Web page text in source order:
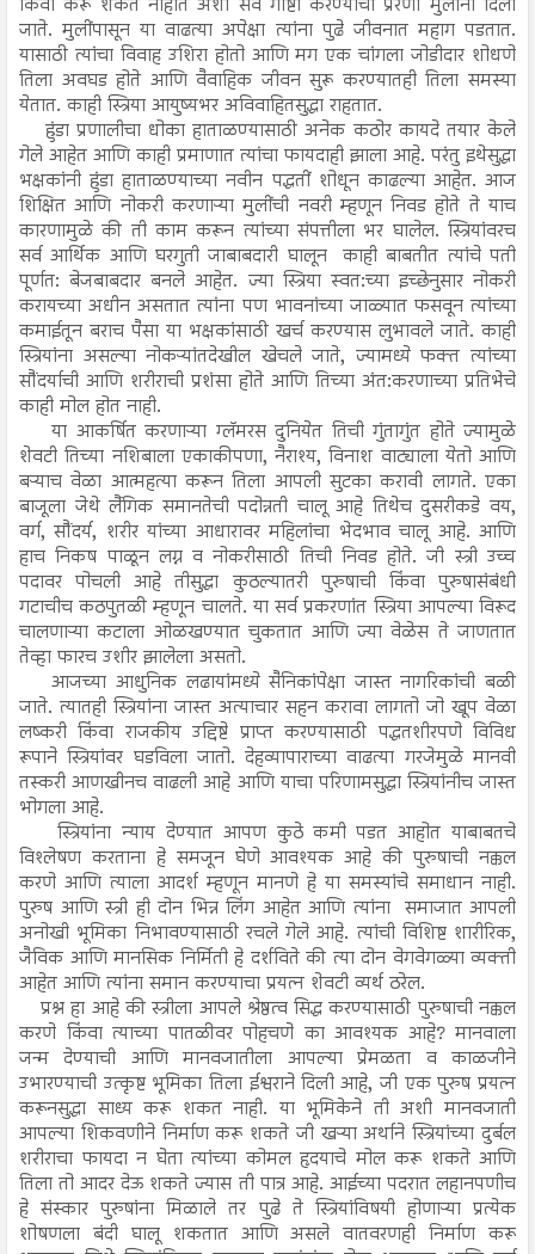
जाते. मुलींपासून या वाढत्या अपेक्षा त्यांना पुढे जीवनात महाग पडतात.
यासाठी त्यांचा विवाह उशिरा होतो आणि मग एक चांगला जोडीदार शोधणे
तिला अवघड होते आणि वैवाहिक जीवन सुरू करण्यातही तिला समस्या
येतात. काही स्त्रिया आयुष्यभर अविवाहितसुद्धा राहतात.
हुंडा प्रणालीचा धोका हाताळण्यासाठी अनेक कठोर कायदे तयार केले
गेले आहेत आणि काही प्रमाणात त्यांचा फायदाही झाला आहे. परंतु इथेसुद्धा
भक्षकांनी हुंडा हाताळण्याच्या नवीन पद्धतीं शोधून काढल्या आहेत. आज
शिक्षित आणि नोकरी करणाऱ्या मुलींची नवरी म्हणून निवड होते ते याच
कारणामुळे की ती काम करून त्यांच्या संपत्तीला भर घालेल. स्त्रियांवरच
सर्व आर्थिक आणि घरगुती जाबाबदारी घालून काही बाबतीत त्यांचे पती
पूर्णत: बेजबाबदार बनले आहेत. ज्या स्त्रिया स्वत:च्या इच्छेनुसार नोकरी
करायच्या अधीन असतात त्यांना पण भावनांच्या जाळ्यात फसवून त्यांच्या
कमाईतून बराच पैसा या भक्षकांसाठी खर्च करण्यास लुभावले जाते. काही
स्त्रियांना असल्या नोकऱ्यांतदेखील खेचले जाते, ज्यामध्ये फक्त त्यांच्या
सौंदर्याची आणि शरीराची प्रशंसा होते आणि तिच्या अंत:करणाच्या प्रतिभेचे
काही मोल होत नाही.
या आकर्षित करणाऱ्या ग्लॅमरस दुनियेत तिची गुंतागुंत होते ज्यामुळे
शेवटी तिच्या नशिबाला एकाकीपणा, नैराश्य, विनाश वाट्याला येतो आणि
बऱ्याच वेळा आत्महत्या करून तिला आपली सुटका करावी लागते. एका
बाजूला जेथे लैंगिक समानतेची पदोन्नती चालू आहे तिथेच दुसरीकडे वय,
वर्ग, सौंदर्य, शरीर यांच्या आधारावर महिलांचा भेदभाव चालू आहे. आणि
हाच निकष पाळून लग्न व नोकरीसाठी तिची निवड होते. जी स्त्री उच्च
पदावर पोचली आहे तीसुद्धा कुठल्यातरी पुरुषाची किंवा पुरुषासंबंधी
गटाचीच कठपुतळी म्हणून चालते. या सर्व प्रकरणांत स्त्रिया आपल्या विरूद
चालणाऱ्या कटाला ओळखण्यात चुकतात आणि ज्या वेळेस ते जाणतात
तेव्हा फारच उशीर झालेला असतो.
आजच्या आधुनिक लढायांमध्ये सैनिकांपेक्षा जास्त नागरिकांची बळी
जाते. त्यातही स्त्रियांना जास्त अत्याचार सहन करावा लागतो जो खूप वेळा
लष्करी किंवा राजकीय उद्दिष्टे प्राप्त करण्यासाठी पद्धतशीरपणे विविध
रूपाने स्त्रियांवर घडविला जातो. देहव्यापाराच्या वाढत्या गरजेमुळे मानवी
तस्करी आणखीनच वाढली आहे आणि याचा परिणामसुद्धा स्त्रियांनीच जास्त
भोगला आहे.
स्त्रियांना न्याय देण्यात आपण कुठे कमी पडत आहोत याबाबतचे
विश्लेषण करताना हे समजून घेणे आवश्यक आहे की पुरुषाची नक्कल
करणे आणि त्याला आदर्श म्हणून मानणे हे या समस्यांचे समाधान नाही.
पुरुष आणि स्त्री ही दोन भिन्न लिंग आहेत आणि त्यांना समाजात आपली
अनोखी भूमिका निभावण्यासाठी रचले गेले आहे. त्यांची विशिष्ट शारीरिक,
जैविक आणि मानसिक निर्मिती हे दर्शविते की त्या दोन वेगवेगळ्या व्यक्ती
आहेत आणि त्यांना समान करण्याचा प्रयत्न शेवटी व्यर्थ ठरेल.
प्रश्न हा आहे की स्त्रीला आपले श्रेष्ठत्व सिद्ध करण्यासाठी पुरुषाची नक्कल
करणे किंवा त्याच्या पातळीवर पोहचणे का आवश्यक आहे? मानवाला
जन्म देण्याची आणि मानवजातीला आपल्या प्रेमळता व काळजीने
उभारण्याची उत्कृष्ट भूमिका तिला ईश्वराने दिली आहे, जी एक पुरुष प्रयत्न
करूनसुद्धा साध्य करू शकत नाही. या भूमिकेने ती अशी मानवजाती
आपल्या शिकवणीने निर्माण करू शकते जी खऱ्या अर्थाने स्त्रियांच्या दुर्बल
शरीराचा फायदा न घेता त्यांच्या कोमल हृदयाचे मोल करू शकते आणि
तिला तो आदर देऊ शकते ज्यास ती पात्र आहे. आईच्या पदरात लहानपणीच
हे संस्कार पुरुषांना मिळाले तर पुढे ते स्त्रियांविषयी होणाऱ्या प्रत्येक
शोषणला बंदी घालू शकतात आणि असले वातवरणही निर्माण करू